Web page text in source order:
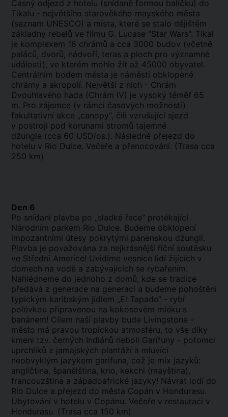
Časný odjezd z hotelu (snídaně formou balíčku) do
Tikalu - největšího starověkého mayského města
(seznam UNESCO) a místa, které se stalo dějištěm
základny rebelů ve filmu G. Lucase "Star Wars". Tikal
je komplexem 16 chrámů a cca 3000 budov (včetně
paláců, dvorů, nádvoří, teras a ploch pro významné
události), ve kterém mohlo žít až 45000 obyvatel.
Centrálním bodem města je náměstí obklopené
chrámy a akropolí. Největší z nich - Chrám
Dvouhlavého hada (Chrám IV) je vysoký téměř 65
m. Pro zájemce (v rámci časových možností)
fakultativní akce „canopy“, čili vzrušující sjezd
v postroji pod korunami stromů tajemné
džungle (cca 60 USD/os.). Následně přejezd do
hotelu v Rio Dulce. Večeře a přenocování. (Trasa cca
250 km)
Den 6
Po snídani plavba po „sladké řece“ protékající
Národním parkem Rio Dulce. Budeme obklopení
impozantními útesy pokrytými panenskou džunglí.
Plavba je považována za nejkrásnější říční soutěsku
ve Střední Americe! Uvidíme vesnice lidí žijících v
domech na vodě a zabývajících se rybařením.
Nahlédneme do jednoho z domů, kde se tradice
předává z generace na generaci a budeme pohoštěni
typickým karibským jídlem „El Tapado“ - rybí
polévkou připravenou na kokosovém mléku s
banánem! Cílem naší plavby bude Livingstone -
město má pravou tropickou atmosféru, to vše díky
kmeni tzv. černých Indiánů neboli Garífuny - potomci
uprchlíků z jamajských plantáží a mluvící
neobvyklým jazykem garifuna, což je mix jazyků:
angličtina, španělština, krio, kekchi (mayština),
francouzština a západoafrické jazyky! Návrat lodí do
Rio Dulce a přejezd do města Copán v Hondurasu.
Ubytování v hotelu v Copánu. Večeře v restauraci v
Hondurasu. (Trasa cca 150 km)